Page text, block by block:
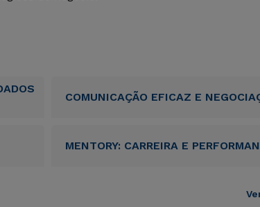
COMUNICAÇÃO EFICAZ E
MENTORY: CARREIRA E